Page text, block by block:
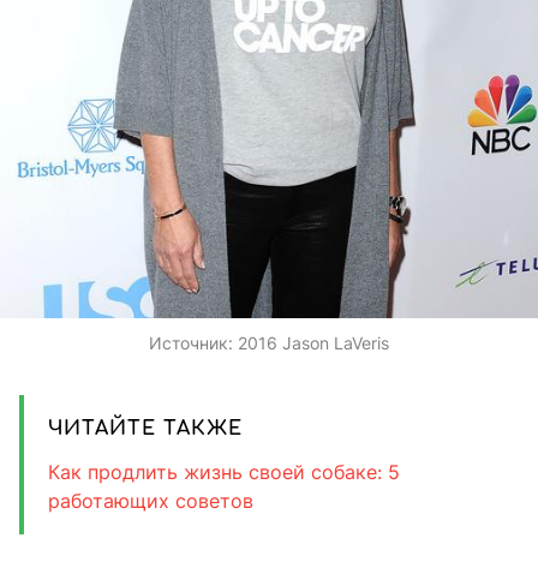
Источник: 2016 Jason LaVeris
ЧИТАЙТЕ ТАКЖЕ
Как продлить жизнь своей собаке: 5
работающих советов